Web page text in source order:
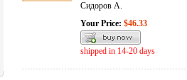
Сидоров А.
Your Price: $46.33
shipped in 14-20 days